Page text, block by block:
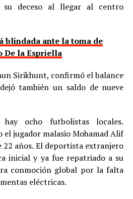
su deceso al llegar al centro
blindada ante la toma de
De la Espriella
Sirikhunt, confirmó el balance
también un saldo de nueve
ocho futbolistas locales.
el jugador malasio Mohamad Alif
22 años. El deportista extranjero
inicial y ya fue repatriado a su
conmoción global por la falta
eléctricas.